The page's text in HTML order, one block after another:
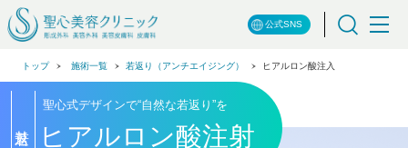
公式SNS
トップ 施術一覧 若返り（アンチエイジング） ヒアルロン酸注入
若返り
聖心式デザインで“自然な若返り”を
ヒアルロン酸注射